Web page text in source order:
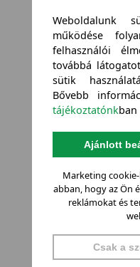
Weboldalunk
működése
felhasználói
továbbá
sütik
Bővebb
tájékoztatónkban
Ajánlott
Marketing
abban, hogy az Ön
reklámokat és
Csak a